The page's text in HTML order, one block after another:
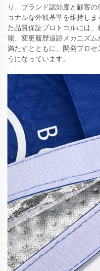
り、ブランド認知度と顧客
ョナルな外観基準を維持し
た品質保証プロトコルには
能、変更履歴追跡メカニズ
満たすとともに、開発プロ
うになっています。